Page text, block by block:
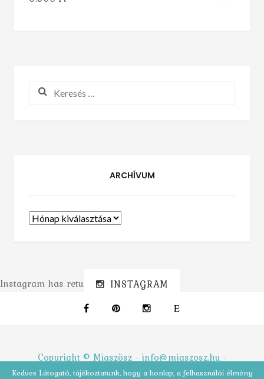
Keresés:
ARCHÍVUM
Archívum
Instagram has returned invalid data.
INSTAGRAM
Copyright © Miaszösz - info@miaszosz.hu -
Impresszum
Kedves Látogató, tájékoztatunk, hogy a honlap, a felhasználói élmény